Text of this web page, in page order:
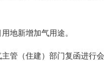
地新增加气用途。
（住建）部门复函进行会